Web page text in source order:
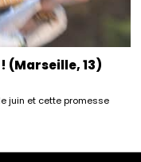
(Marseille, 13)
juin et cette promesse